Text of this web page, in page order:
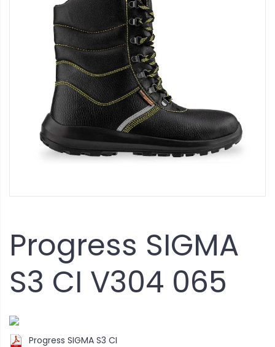
Progress SIGMA
S3 CI V304 065
Progress SIGMA S3 CI